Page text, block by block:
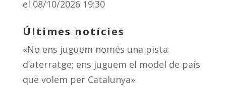
el 08/10/2026 19:30
Últimes notícies
«No ens juguem només una pista
d’aterratge; ens juguem el model de país
que volem per Catalunya»